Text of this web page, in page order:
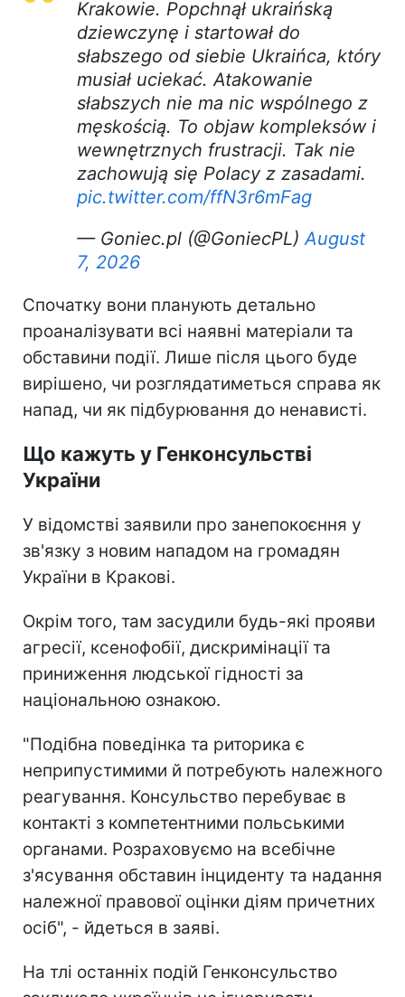
Krakowie. Popchnął ukraińską
dziewczynę i startował do
słabszego od siebie Ukraińca, który
musiał uciekać. Atakowanie
słabszych nie ma nic wspólnego z
męskością. To objaw kompleksów i
wewnętrznych frustracji. Tak nie
zachowują się Polacy z zasadami.
pic.twitter.com/ffN3r6mFag
— Goniec.pl (@GoniecPL)August
7, 2026
Спочатку вони планують детально
проаналізувати всі наявні матеріали та
обставини події. Лише після цього буде
вирішено, чи розглядатиметься справа як
напад, чи як підбурювання до ненависті.
Що кажуть у Генконсульстві
України
У відомстві заявили про занепокоєння у
зв'язку з новим нападом на громадян
України в Кракові.
Окрім того, там засудили будь-які прояви
агресії, ксенофобії, дискримінації та
приниження людської гідності за
національною ознакою.
"Подібна поведінка та риторика є
неприпустимими й потребують належного
реагування. Консульство перебуває в
контакті з компетентними польськими
органами. Розраховуємо на всебічне
з'ясування обставин інциденту та надання
належної правової оцінки діям причетних
осіб", - йдеться в заяві.
На тлі останніх подій Генконсульство